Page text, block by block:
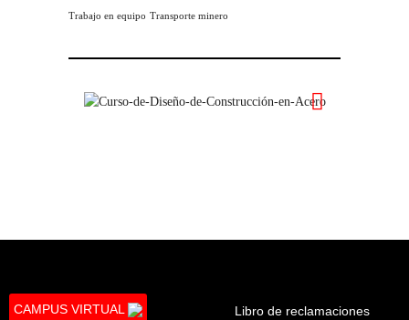
Trabajo en equipo Transporte minero
CAMPUS VIRTUAL Libro de reclamaciones